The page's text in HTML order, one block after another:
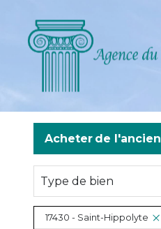
Acheter de l'ancien
De l'ancien
De l'immo pro
Type de bien
17430 - Saint-Hippolyte